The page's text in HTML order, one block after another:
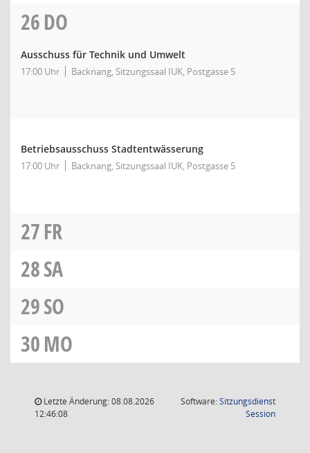
26DO
Ausschuss für Technik und Umwelt
17:00 Uhr Backnang, Sitzungssaal IUK, Postgasse 5
Betriebsausschuss Stadtentwässerung
17:00 Uhr Backnang, Sitzungssaal IUK, Postgasse 5
27FR
28SA
29SO
30MO
Letzte Änderung: 08.08.2026
12:46:08
Software:Sitzungsdienst
Session(Wird in